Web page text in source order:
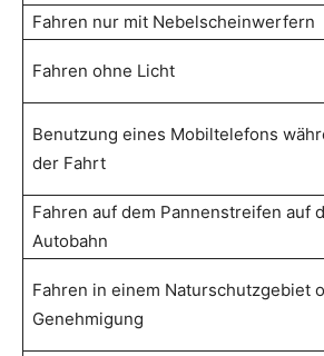
Fahren nur mit Nebelscheinwerfern
Fahren ohne Licht
Benutzung eines Mobiltelefons
der Fahrt
Fahren auf dem Pannenstreifen auf
Autobahn
Fahren in einem Naturschutzgebiet
Genehmigung